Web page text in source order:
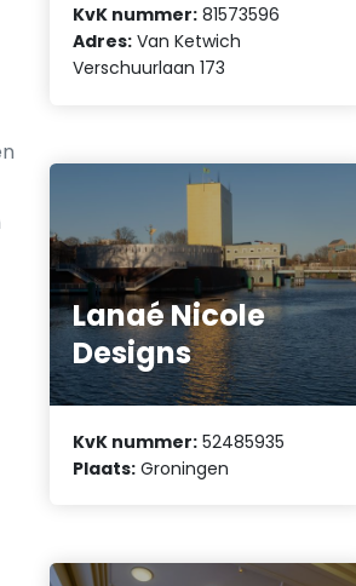
KvK nummer: 81573596
Adres: Van Ketwich
Verschuurlaan 173
Lanaé Nicole
Designs
KvK nummer: 52485935
Plaats: Groningen